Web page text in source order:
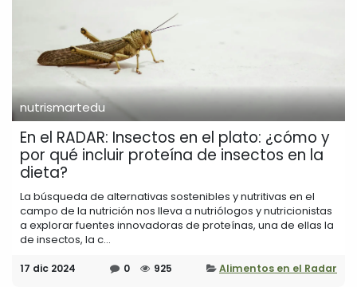
nutrismartedu
En el RADAR: Insectos en el plato: ¿cómo y
por qué incluir proteína de insectos en la
dieta?
La búsqueda de alternativas sostenibles y nutritivas en el
campo de la nutrición nos lleva a nutriólogos y nutricionistas
a explorar fuentes innovadoras de proteínas, una de ellas la
de insectos, la c...
17 dic 2024 0 925 Alimentos en el Radar